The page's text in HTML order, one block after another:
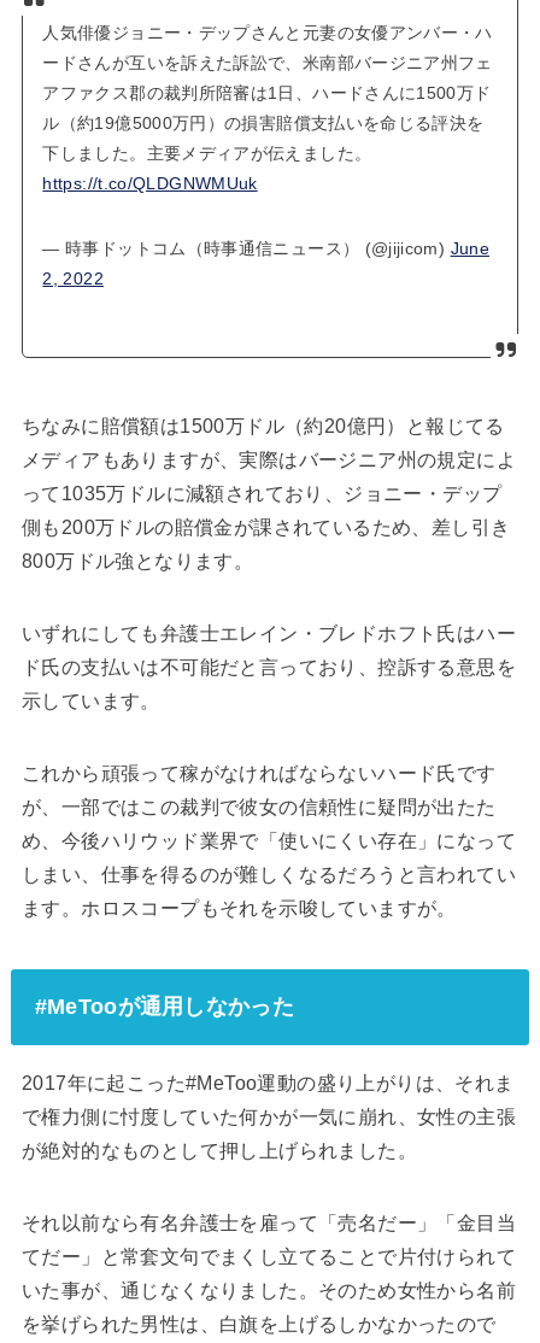
人気俳優ジョニー・デップさんと元妻の女優アンバー・ハ
ードさんが互いを訴えた訴訟で、米南部バージニア州フェ
アファクス郡の裁判所陪審は1日、ハードさんに1500万ド
ル（約19億5000万円）の損害賠償支払いを命じる評決を
下しました。主要メディアが伝えました。
https://t.co/QLDGNWMUuk
— 時事ドットコム（時事通信ニュース） (@jijicom) June
2, 2022
ちなみに賠償額は1500万ドル（約20億円）と報じてる
メディアもありますが、実際はバージニア州の規定によ
って1035万ドルに減額されており、ジョニー・デップ
側も200万ドルの賠償金が課されているため、差し引き
800万ドル強となります。
いずれにしても弁護士エレイン・ブレドホフト氏はハー
ド氏の支払いは不可能だと言っており、控訴する意思を
示しています。
これから頑張って稼がなければならないハード氏です
が、一部ではこの裁判で彼女の信頼性に疑問が出たた
め、今後ハリウッド業界で「使いにくい存在」になって
しまい、仕事を得るのが難しくなるだろうと言われてい
ます。ホロスコープもそれを示唆していますが。
#MeTooが通用しなかった
2017年に起こった#MeToo運動の盛り上がりは、それま
で権力側に忖度していた何かが一気に崩れ、女性の主張
が絶対的なものとして押し上げられました。
それ以前なら有名弁護士を雇って「売名だー」「金目当
てだー」と常套文句でまくし立てることで片付けられて
いた事が、通じなくなりました。そのため女性から名前
を挙げられた男性は、白旗を上げるしかなかったので